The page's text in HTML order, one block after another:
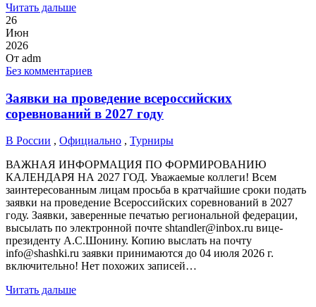
Читать дальше
26
Июн
2026
От adm
Без комментариев
Заявки на проведение всероссийских
соревнований в 2027 году
В России , Официально , Турниры
ВАЖНАЯ ИНФОРМАЦИЯ ПО ФОРМИРОВАНИЮ
КАЛЕНДАРЯ НА 2027 ГОД. Уважаемые коллеги! Всем
заинтересованным лицам просьба в кратчайшие сроки подать
заявки на проведение Всероссийских соревнований в 2027
году. Заявки, заверенные печатью региональной федерации,
высылать по электронной почте shtandler@inbox.ru вице-
президенту А.С.Шонину. Копию выслать на почту
info@shashki.ru заявки принимаются до 04 июля 2026 г.
включительно! Нет похожих записей…
Читать дальше